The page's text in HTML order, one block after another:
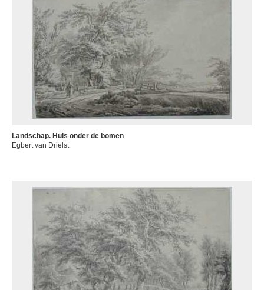
Landschap. Huis onder de bomen
Egbert van Drielst